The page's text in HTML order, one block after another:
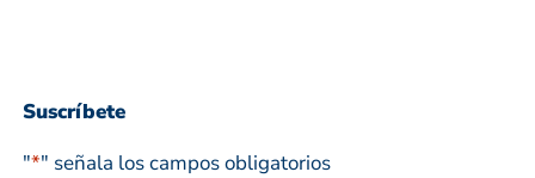
Suscríbete
"*" señala los campos obligatorios